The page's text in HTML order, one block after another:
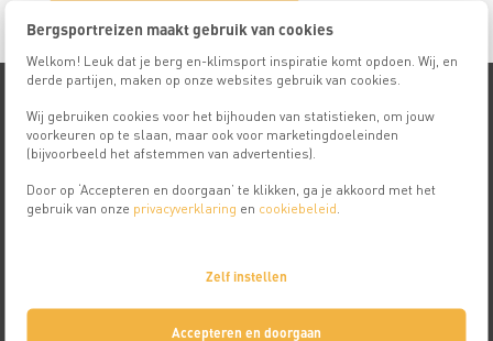
Bergsportreizen maakt gebruik van cookies
Welkom! Leuk dat je berg en-klimsport inspiratie komt opdoen. Wij, en
derde partijen, maken op onze websites gebruik van cookies.
Wij gebruiken cookies voor het bijhouden van statistieken, om jouw
voorkeuren op te slaan, maar ook voor marketingdoeleinden
(bijvoorbeeld het afstemmen van advertenties).
Door op ‘Accepteren en doorgaan’ te klikken, ga je akkoord met het
gebruik van onze privacyverklaring en cookiebeleid
Zelf instellen
Accepteren en doorgaan
Populaire zoektermen
Alpiene basiscursus
Alpiene specialistencursus